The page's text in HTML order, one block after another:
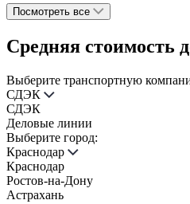
Посмотреть все
Средняя стоимость
Выберите транспортную
СДЭК
СДЭК
Деловые линии
Выберите город:
Краснодар
Краснодар
Ростов-на-Дону
Астрахань